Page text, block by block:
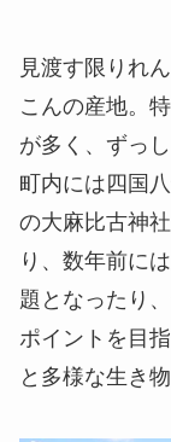
見渡す限りれ
こんの産地。
が多く、ずっ
町内には四国
の大麻比古神
り、数年前に
題となったり
ポイントを目
と多様な生き